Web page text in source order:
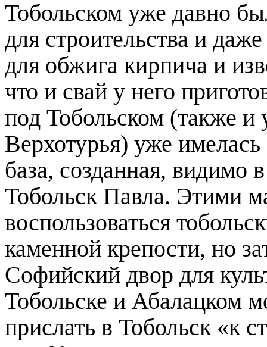
Тобольском уже давно
для строительства и
для обжига кирпича и
что и свай у него
под Тобольском (также
Верхотурья) уже имелась
база, созданная, видимо
Тобольск Павла. Этими
воспользоваться
каменной крепости, но
Софийский двор для
Тобольске и Абалацком
прислать в Тобольск «к